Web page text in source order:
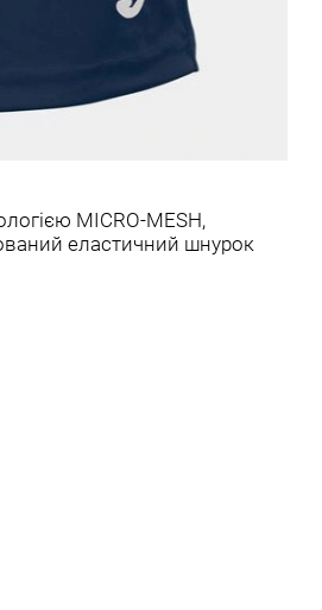
MICRO-MESH,
еластичний шнурок